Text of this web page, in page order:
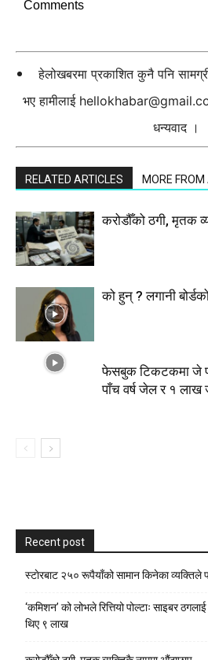
Comments
हेलोखबरमा प्रकाशित कुनै पनि
भए हामीलाई
धन्यवाद ।
RELATED ARTICLES MORE
करोडौँको ठगी, मृतक
को हुन् ? लगानी
फेसबुक टिकटकमा जे
पाँच वर्ष जेल र १ लाख
Recent post
स्टाेरबाट २५० रूपैयाँको सामान किनेका व्यक्तिले
‘कमिशन’ को लोभले रित्तियो पोल्टाः साइबर
थिए ९ लाख